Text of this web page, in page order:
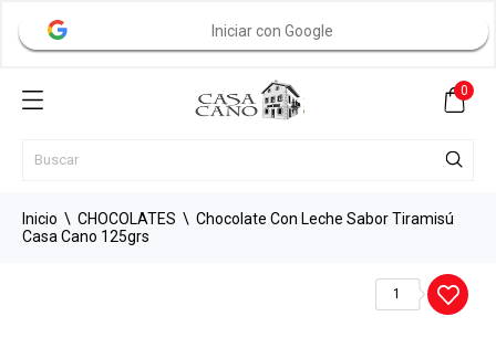
Iniciar con Google
0
Inicio CHOCOLATES
Chocolate Con Leche Sabor Tiramisú
Casa Cano 125grs
1